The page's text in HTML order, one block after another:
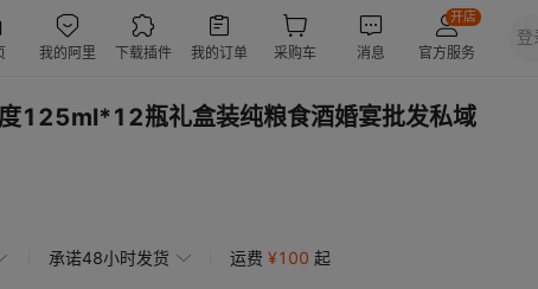
125ml*12瓶礼盒装纯粮食酒婚宴批发私域
承诺48小时发货 运费 ¥100 起